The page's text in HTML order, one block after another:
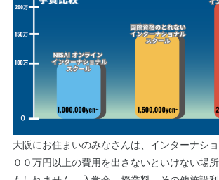
大阪にお住まいのみなさんは、インターナシ
００万円以上の費用を出さないといけない場